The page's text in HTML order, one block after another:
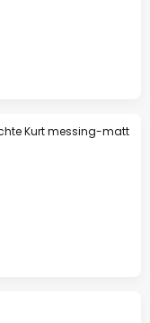
Kurt messing-matt